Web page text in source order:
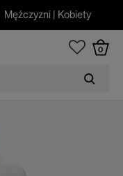
Mężczyzni | Kobiety
0